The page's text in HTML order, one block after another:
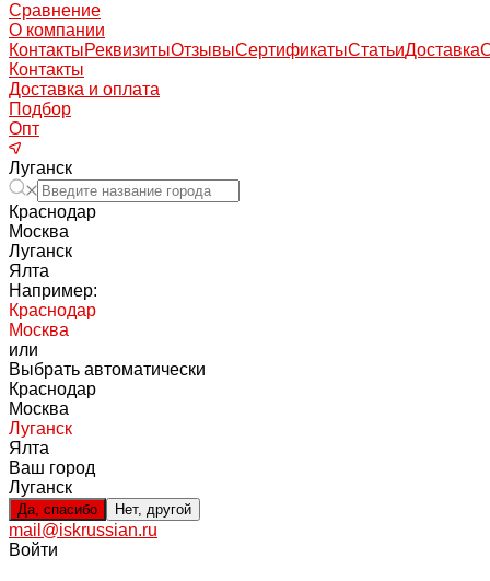
Сравнение
О компании
КонтактыРеквизитыОтзывыСертификатыСтатьиДоставка
Контакты
Доставка и оплата
Подбор
Опт
Луганск
Краснодар
Москва
Луганск
Ялта
Например:
Краснодар
Москва
или
Выбрать автоматически
Краснодар
Москва
Луганск
Ялта
Ваш город
Луганск
Да, спасибо Нет, другой
mail@iskrussian.ru
Войти